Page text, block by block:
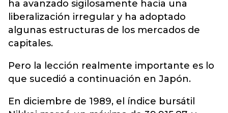
ha avanzado sigilosamente hacia una
liberalización irregular y ha adoptado
algunas estructuras de los mercados de
capitales.
Pero la lección realmente importante es lo
que sucedió a continuación en Japón.
En diciembre de 1989, el índice bursátil